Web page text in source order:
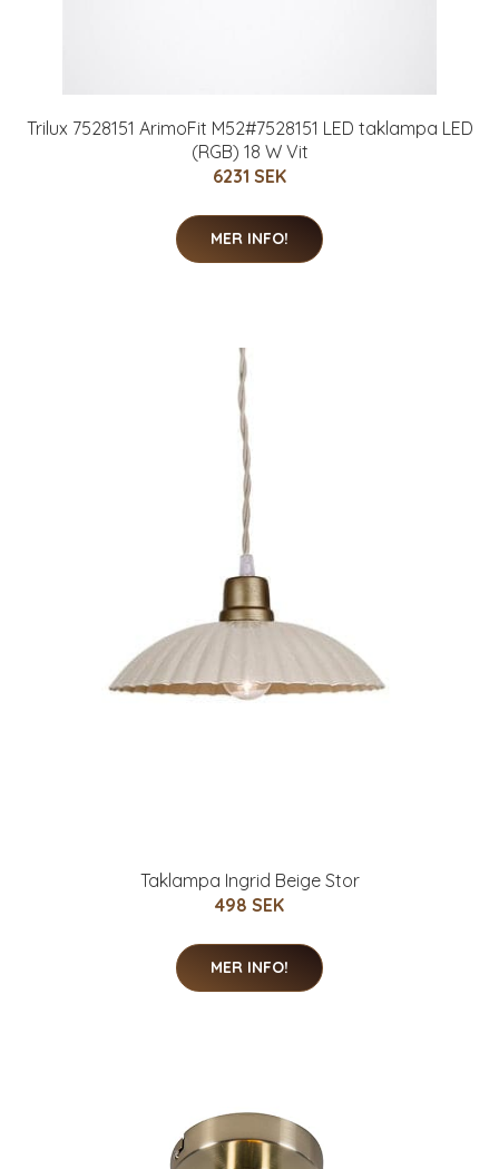
Trilux 7528151 ArimoFit M52#7528151 LED taklampa LED
(RGB) 18 W Vit
6231 SEK
MER INFO!
Taklampa Ingrid Beige Stor
498 SEK
MER INFO!